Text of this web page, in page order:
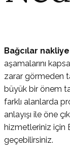
Bağcılar nakliye
aşamalarını
zarar görmeden
büyük bir önem
farklı alanlarda
anlayışı ile öne
hizmetleriniz için
geçebilirsiniz.